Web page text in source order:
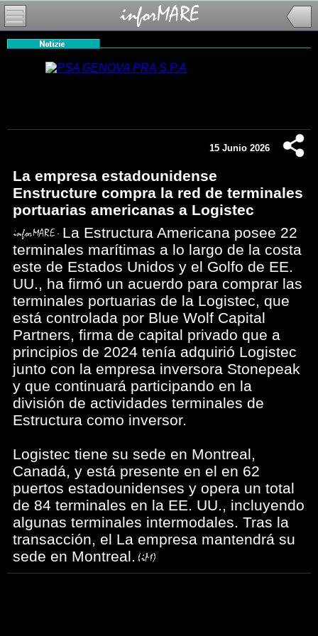
15 Junio 2026
La empresa estadounidense
Enstructure compra la red de terminales
portuarias americanas a Logistec
La Estructura Americana posee 22
terminales marítimas a lo largo de la costa
este de Estados Unidos y el Golfo de EE.
UU., ha firmó un acuerdo para comprar las
terminales portuarias de la Logistec, que
está controlada por Blue Wolf Capital
Partners, firma de capital privado que a
principios de 2024 tenía adquirió Logistec
junto con la empresa inversora Stonepeak
y que continuará participando en la
división de actividades terminales de
Estructura como inversor.
Logistec tiene su sede en Montreal,
Canadá, y está presente en el en 62
puertos estadounidenses y opera un total
de 84 terminales en la EE. UU., incluyendo
algunas terminales intermodales. Tras la
transacción, el La empresa mantendrá su
sede en Montreal.